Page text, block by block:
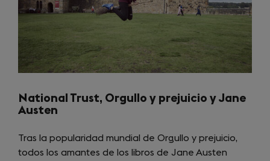
National Trust, Orgullo y prejuicio y Jane
Austen
Tras la popularidad mundial de Orgullo y prejuicio,
todos los amantes de los libros de Jane Austen